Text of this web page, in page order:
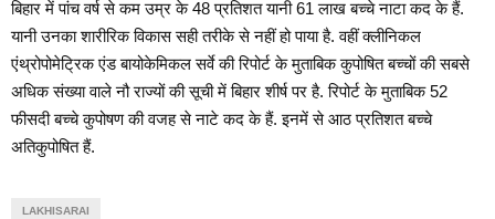
बिहार में पांच वर्ष से कम उम्र के 48 प्रतिशत यानी 61 लाख बच्चे नाटा कद के हैं.
यानी उनका शारीरिक विकास सही तरीके से नहीं हो पाया है. वहीं क्लीनिकल
एंथ्रोपोमेट्रिक एंड बायोकेमिकल सर्वे की रिपोर्ट के मुताबिक कुपोषित बच्चों की सबसे
अधिक संख्या वाले नौ राज्यों की सूची में बिहार शीर्ष पर है. रिपोर्ट के मुताबिक 52
फीसदी बच्चे कुपोषण की वजह से नाटे कद के हैं. इनमें से आठ प्रतिशत बच्चे
अतिकुपोषित हैं.
LAKHISARAI